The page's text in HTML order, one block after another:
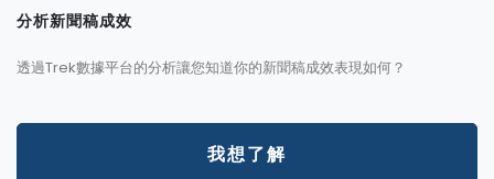
分析新聞稿成效
透過Trek數據平台的分析讓您知道你的新聞稿成效表現如何？
我想了解